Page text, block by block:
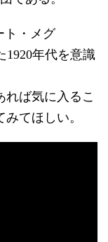
ト・メグ
1920年代を意識
ば気に入るこ
てほしい。